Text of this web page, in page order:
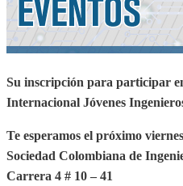
Su inscripción para participar
Internacional Jóvenes
Te esperamos el próximo
Sociedad Colombiana de
Carrera 4 # 10 – 41